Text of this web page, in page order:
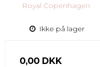
Royal Copenhagen
Ikke på lager
0,00 DKK